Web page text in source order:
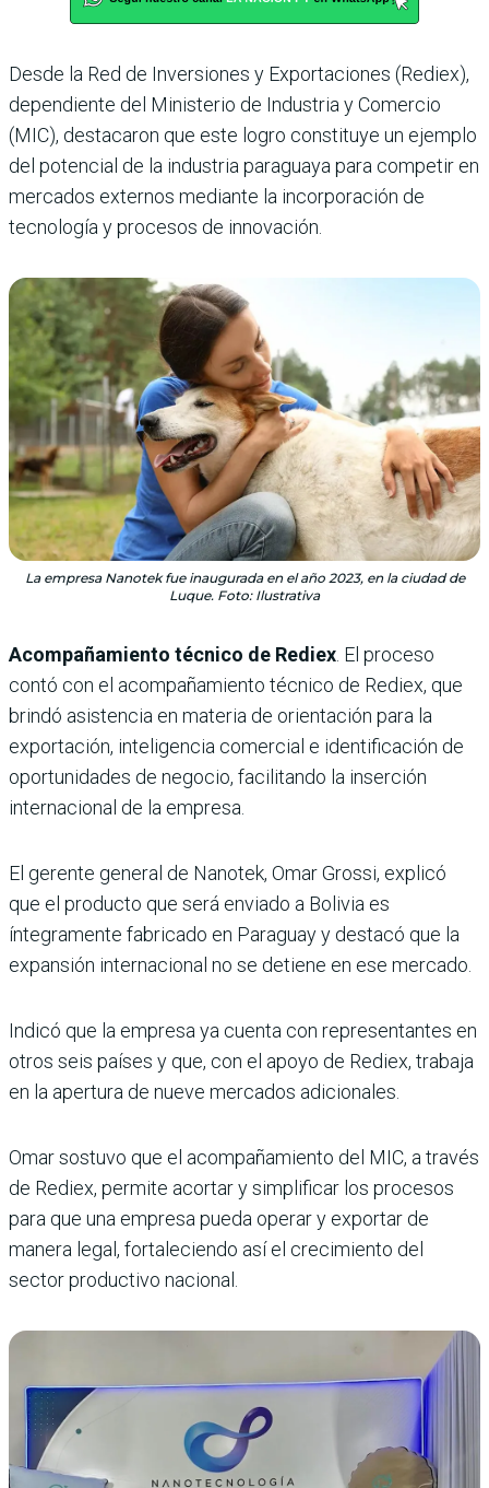
Desde la Red de Inversiones y Exportaciones (Rediex),
dependiente del Ministerio de Industria y Comercio
(MIC), destacaron que este logro constituye un ejemplo
del potencial de la industria paraguaya para competir en
mercados externos mediante la incorporación de
tecnología y procesos de innovación.
La empresa Nanotek fue inaugurada en el año 2023, en la ciudad de
Luque. Foto: Ilustrativa
Acompañamiento técnico de Rediex. El proceso
contó con el acompañamiento técnico de Rediex, que
brindó asistencia en materia de orientación para la
exportación, inteligencia comercial e identificación de
oportunidades de negocio, facilitando la inserción
internacional de la empresa.
El gerente general de Nanotek, Omar Grossi, explicó
que el producto que será enviado a Bolivia es
íntegramente fabricado en Paraguay y destacó que la
expansión internacional no se detiene en ese mercado.
Indicó que la empresa ya cuenta con representantes en
otros seis países y que, con el apoyo de Rediex, trabaja
en la apertura de nueve mercados adicionales.
Omar sostuvo que el acompañamiento del MIC, a través
de Rediex, permite acortar y simplificar los procesos
para que una empresa pueda operar y exportar de
manera legal, fortaleciendo así el crecimiento del
sector productivo nacional.